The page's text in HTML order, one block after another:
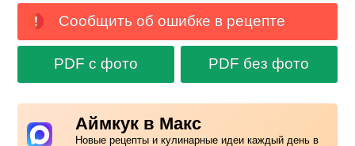
Сообщить об ошибке в рецепте
PDF с фото PDF без фото
Аймкук в Макс
Новые рецепты и кулинарные идеи каждый день в